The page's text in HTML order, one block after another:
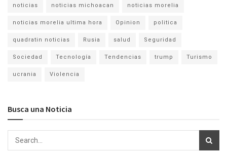
noticias noticias michoacan noticias morelia
noticias morelia ultima hora Opinion politica
quadratin noticias Rusia salud Seguridad
Sociedad Tecnología Tendencias trump Turismo
ucrania Violencia
Busca una Noticia